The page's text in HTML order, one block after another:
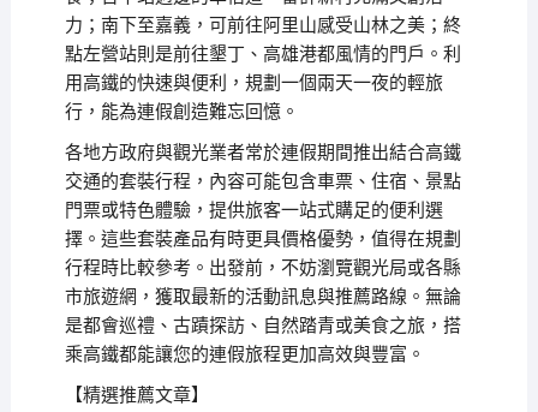
力；南下至嘉義，可前往阿里山感受山林之美；終
點左營站則是前往墾丁、高雄港都風情的門戶。利
用高鐵的快速與便利，規劃一個兩天一夜的輕旅
行，能為連假創造難忘回憶。
各地方政府與觀光業者常於連假期間推出結合高鐵
交通的套裝行程，內容可能包含車票、住宿、景點
門票或特色體驗，提供旅客一站式購足的便利選
擇。這些套裝產品有時更具價格優勢，值得在規劃
行程時比較參考。出發前，不妨瀏覽觀光局或各縣
市旅遊網，獲取最新的活動訊息與推薦路線。無論
是都會巡禮、古蹟探訪、自然踏青或美食之旅，搭
乘高鐵都能讓您的連假旅程更加高效與豐富。
【精選推薦文章】